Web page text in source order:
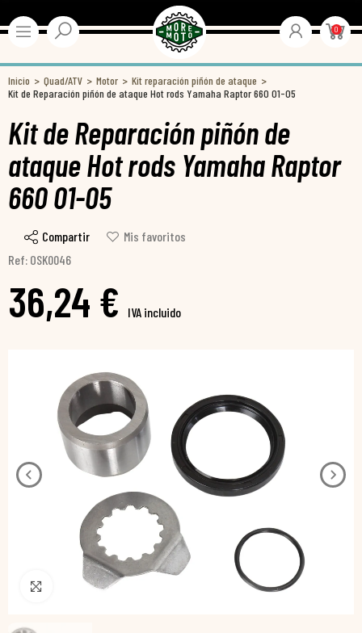
0
Inicio Quad/ATV Motor
Kit reparación piñón de ataque
Kit de Reparación piñón de ataque Hot rods Yamaha Raptor 660 01-05
Kit de Reparación piñón de
ataque Hot rods Yamaha Raptor
660 01-05
Compartir
Mis favoritos
Ref: OSK0046
36,24 € IVA incluido
Pincha para agrandar